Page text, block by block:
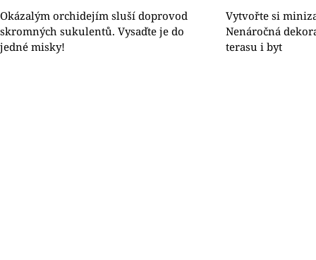
Okázalým orchidejím sluší doprovod
skromných sukulentů. Vysaďte je do
jedné misky!
Vytvořte si
Nenáročná
terasu i byt